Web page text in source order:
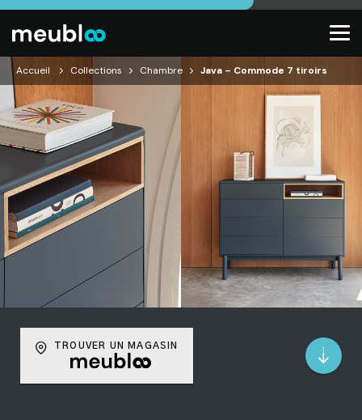
Accueil Collections Chambre Java – Commode 7 tiroirs
TROUVER UN MAGASIN